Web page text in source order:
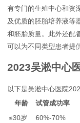
有专门的生殖中心和资
及优质的胚胎培养液等
和胚胎质量。此外还配
可以为不同类型患者提
2023吴淞中心
以下是吴淞中心医院
年龄
试管成功率
≤30岁
60%-70%